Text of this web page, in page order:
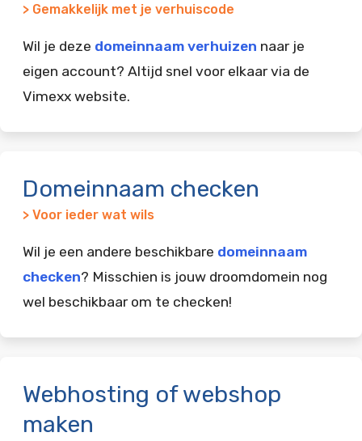
> Gemakkelijk met je verhuiscode
Wil je deze domeinnaam verhuizen naar je
eigen account? Altijd snel voor elkaar via de
Vimexx website.
Domeinnaam checken
> Voor ieder wat wils
Wil je een andere beschikbare domeinnaam
checken? Misschien is jouw droomdomein nog
wel beschikbaar om te checken!
Webhosting of webshop
maken